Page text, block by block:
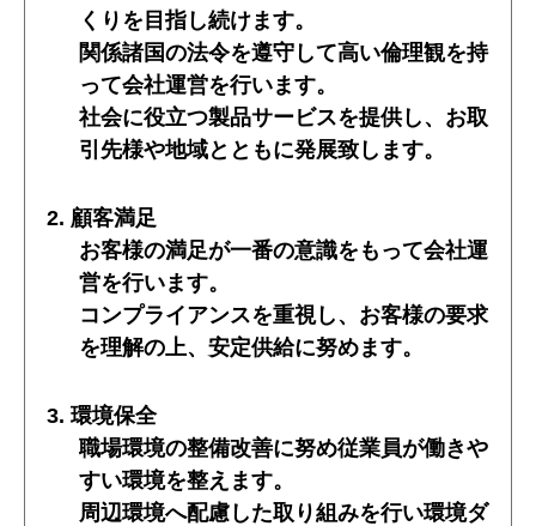
くりを目指し続けます。
関係諸国の法令を遵守して高い倫理観を持
って会社運営を行います。
社会に役立つ製品サービスを提供し、お取
引先様や地域とともに発展致します。
2. 顧客満足
お客様の満足が一番の意識をもって会社運
営を行います。
コンプライアンスを重視し、お客様の要求
を理解の上、安定供給に努めます。
3. 環境保全
職場環境の整備改善に努め従業員が働きや
すい環境を整えます。
周辺環境へ配慮した取り組みを行い環境ダ